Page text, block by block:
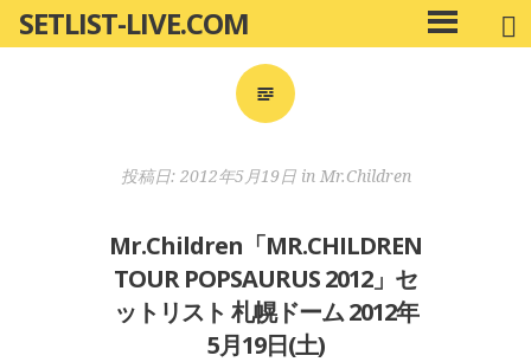
ン
SETLIST-LIVE.COM
メ
イ
投稿日: 2012年5月19日in Mr.Children
Mr.Children「MR.CHILDREN
TOUR POPSAURUS 2012」セ
ットリスト 札幌ドーム 2012年
5月19日(土)